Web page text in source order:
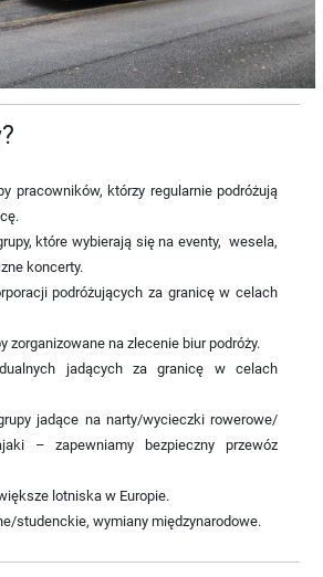
pracowników, którzy regularnie podróżują
które wybierają się na eventy, wesela,
koncerty.
podróżujących za granicę w celach
zorganizowane na zlecenie biur podróży.
jadących za granicę w celach
jadące na narty/wycieczki rowerowe/
– zapewniamy bezpieczny przewóz
lotniska w Europie.
studenckie, wymiany międzynarodowe.